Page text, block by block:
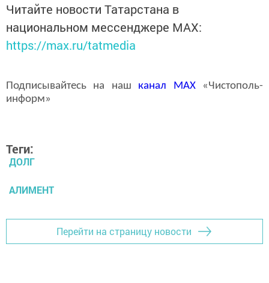
Читайте новости Татарстана в
национальном мессенджере MАХ:
https://max.ru/tatmedia
Подписывайтесь на наш канал MAX«Чистополь-
информ»
Теги:
ДОЛГ
АЛИМЕНТ
Перейти на страницу новости